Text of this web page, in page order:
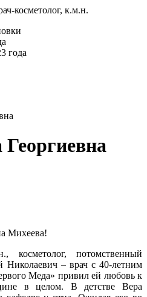
косметолог, к.м.н.
года
Михеева!
косметолог, потомственный
Николаевич – врач с 40-летним
Меда» привил ей любовь к
в целом. В детстве Вера